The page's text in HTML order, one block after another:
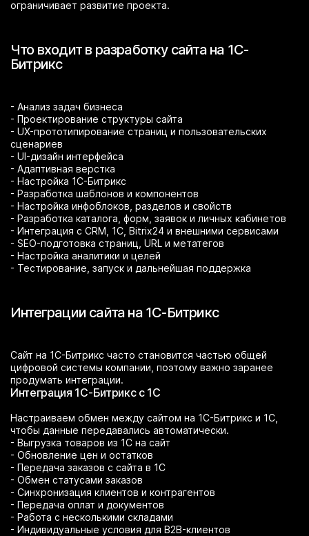
ограничивает развитие проекта.
Что входит в разработку сайта на 1С-
Битрикс
- Анализ задач бизнеса
- Проектирование структуры сайта
- UX-прототипирование страниц и пользовательских
сценариев
- UI-дизайн интерфейса
- Адаптивная верстка
- Настройка 1С-Битрикс
- Разработка шаблонов и компонентов
- Настройка инфоблоков, разделов и свойств
- Разработка каталога, форм, заявок и личных кабинетов
- Интеграция с CRM, 1С, Bitrix24 и внешними сервисами
- SEO-подготовка страниц, URL и метатегов
- Настройка аналитики и целей
- Тестирование, запуск и дальнейшая поддержка
Интеграции сайта на 1С-Битрикс
Сайт на 1С-Битрикс часто становится частью общей
цифровой системы компании, поэтому важно заранее
продумать интеграции.
Интеграция 1С-Битрикс с 1С
Настраиваем обмен между сайтом на 1С-Битрикс и 1С,
чтобы данные передавались автоматически.
- Выгрузка товаров из 1С на сайт
- Обновление цен и остатков
- Передача заказов с сайта в 1С
- Обмен статусами заказов
- Синхронизация клиентов и контрагентов
- Передача оплат и документов
- Работа с несколькими складами
- Индивидуальные условия для B2B-клиентов